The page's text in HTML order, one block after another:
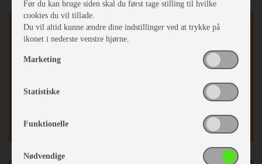
Indretning
Enkeltsenge
Dobbeltseng
Hævebart hovedgærde
Kassettegardiner
Før du kan bruge siden skal du først tage stilling til hvilke
cookies du vil tillade.
Du vil altid kunne ændre dine indstillinger ved at trykke på
ikonet i nederste venstre hjørne.
Marketing
Statistiske
Funktionelle
Nødvendige